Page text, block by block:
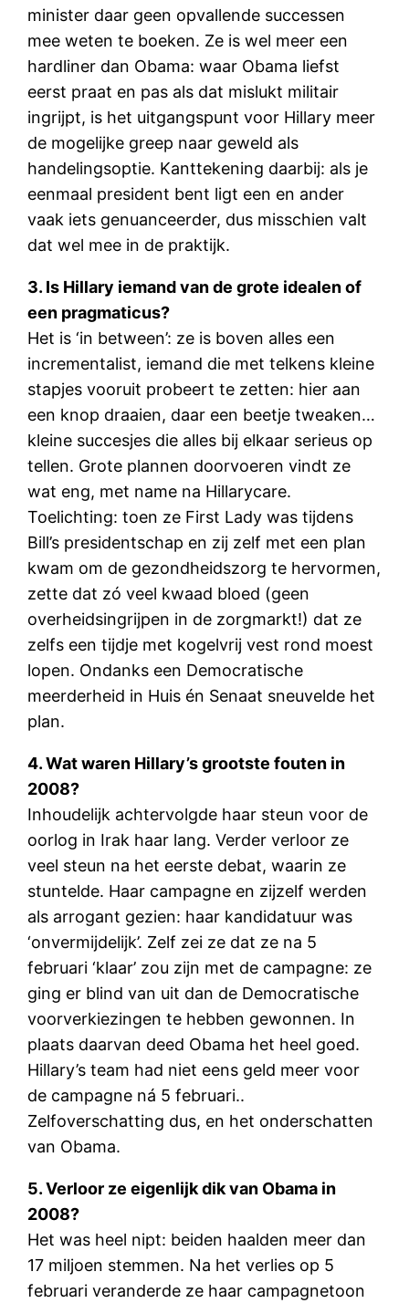
minister daar geen opvallende successen
mee weten te boeken. Ze is wel meer een
hardliner dan Obama: waar Obama liefst
eerst praat en pas als dat mislukt militair
ingrijpt, is het uitgangspunt voor Hillary meer
de mogelijke greep naar geweld als
handelingsoptie. Kanttekening daarbij: als je
eenmaal president bent ligt een en ander
vaak iets genuanceerder, dus misschien valt
dat wel mee in de praktijk.
3. Is Hillary iemand van de grote idealen of
een pragmaticus?
Het is ‘in between’: ze is boven alles een
incrementalist, iemand die met telkens kleine
stapjes vooruit probeert te zetten: hier aan
een knop draaien, daar een beetje tweaken…
kleine succesjes die alles bij elkaar serieus op
tellen. Grote plannen doorvoeren vindt ze
wat eng, met name na Hillarycare.
Toelichting: toen ze First Lady was tijdens
Bill’s presidentschap en zij zelf met een plan
kwam om de gezondheidszorg te hervormen,
zette dat zó veel kwaad bloed (geen
overheidsingrijpen in de zorgmarkt!) dat ze
zelfs een tijdje met kogelvrij vest rond moest
lopen. Ondanks een Democratische
meerderheid in Huis én Senaat sneuvelde het
plan.
4. Wat waren Hillary’s grootste fouten in
2008?
Inhoudelijk achtervolgde haar steun voor de
oorlog in Irak haar lang. Verder verloor ze
veel steun na het eerste debat, waarin ze
stuntelde. Haar campagne en zijzelf werden
als arrogant gezien: haar kandidatuur was
‘onvermijdelijk’. Zelf zei ze dat ze na 5
februari ‘klaar’ zou zijn met de campagne: ze
ging er blind van uit dan de Democratische
voorverkiezingen te hebben gewonnen. In
plaats daarvan deed Obama het heel goed.
Hillary’s team had niet eens geld meer voor
de campagne ná 5 februari..
Zelfoverschatting dus, en het onderschatten
van Obama.
5. Verloor ze eigenlijk dik van Obama in
2008?
Het was heel nipt: beiden haalden meer dan
17 miljoen stemmen. Na het verlies op 5
februari veranderde ze haar campagnetoon